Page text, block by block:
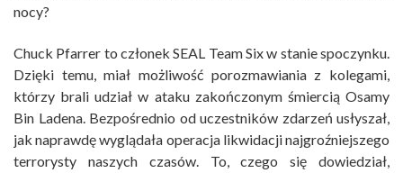
nocy?
Chuck Pfarrer to członek SEAL Team Six w stanie spoczynku.
Dzięki temu, miał możliwość porozmawiania z kolegami,
którzy brali udział w ataku zakończonym śmiercią Osamy
Bin Ladena. Bezpośrednio od uczestników zdarzeń usłyszał,
jak naprawdę wyglądała operacja likwidacji najgroźniejszego
terrorysty naszych czasów. To, czego się dowiedział,